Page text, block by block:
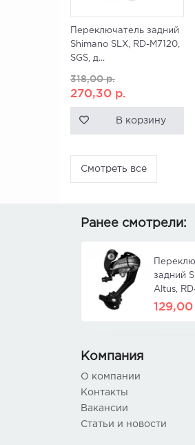
Переключатель задний
Shimano SLX, RD-M7120,
SGS, д...
318,00р.
270,30 р.
В корзину
Смотреть все
Ранее смотрели:
задний
Altus,
9 ск,
129,00
Компания
О компании
Контакты
Вакансии
Статьи и новости